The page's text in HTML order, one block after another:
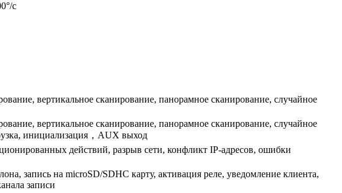
с
вертикальное сканирование, панорамное сканирование, случайное
вертикальное сканирование, панорамное сканирование, случайное
инициализация，AUX выход
действий, разрыв сети, конфликт IP-адресов, ошибки
запись на microSD/SDHC карту, активация реле, уведомление клиента,
записи